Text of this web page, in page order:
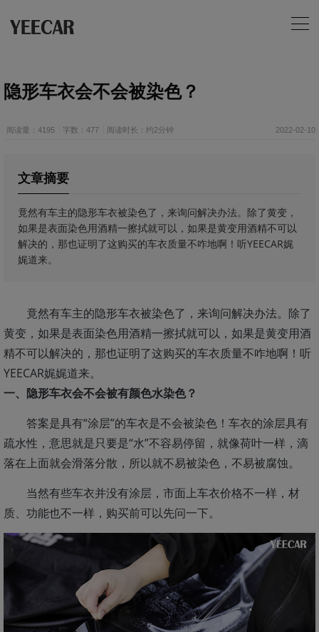
隐形车衣会不会被染色？
阅读量：4195 字数：477 阅读时长：约2分钟 2022-02-10
文章摘要
竟然有车主的隐形车衣被染色了，来询问解决办法。除了黄变，
如果是表面染色用酒精一擦拭就可以，如果是黄变用酒精不可以
解决的，那也证明了这购买的车衣质量不咋地啊！听YEECAR娓
娓道来。
竟然有车主的隐形车衣被染色了，来询问解决办法。除了
黄变，如果是表面染色用酒精一擦拭就可以，如果是黄变用酒
精不可以解决的，那也证明了这购买的车衣质量不咋地啊！听
YEECAR娓娓道来。
一、隐形车衣会不会被有颜色水染色？
答案是具有“涂层”的车衣是不会被染色！车衣的涂层具有
疏水性，意思就是只要是“水”不容易停留，就像荷叶一样，滴
落在上面就会滑落分散，所以就不易被染色，不易被腐蚀。
当然有些车衣并没有涂层，市面上车衣价格不一样，材
质、功能也不一样，购买前可以先问一下。